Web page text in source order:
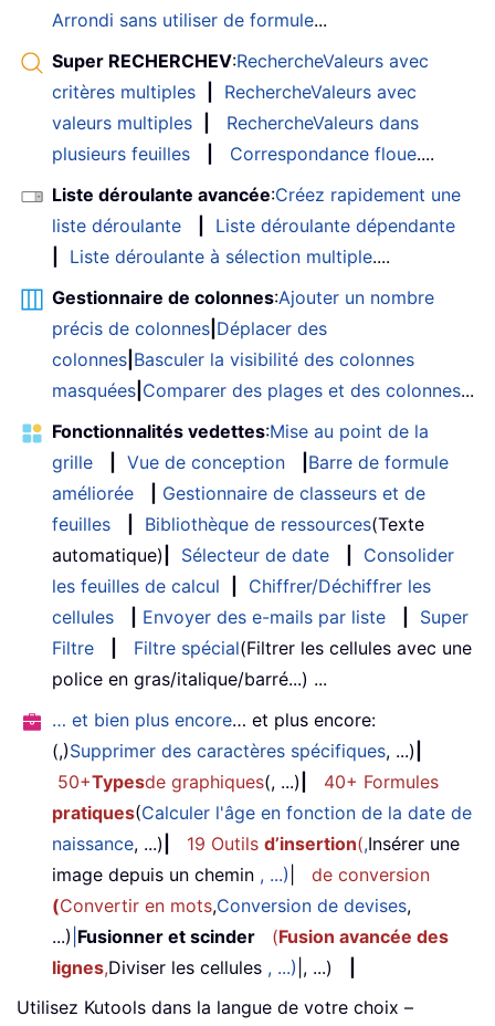
Arrondi sans utiliser de formule...
Super RECHERCHEV:RechercheValeurs avec
critères multiples
RechercheValeurs avec
valeurs multiples
RechercheValeurs dans
plusieurs feuilles
Correspondance floue....
Liste déroulante avancée:Créez rapidement une
liste déroulante
Liste déroulante dépendante
Liste déroulante à sélection multiple....
Gestionnaire de colonnes:Ajouter un nombre
précis de colonnes Déplacer des
colonnes Basculer la visibilité des colonnes
masquées Comparer des plages et des colonnes...
Fonctionnalités vedettes:Mise au point de la
grille
Vue de conception
Barre de formule
améliorée
Gestionnaire de classeurs et de
feuilles
Bibliothèque de ressources(Texte
automatique)
Sélecteur de date
Consolider
les feuilles de calcul
Chiffrer/Déchiffrer les
cellules
Envoyer des e-mails par liste
Super
Filtre
Filtre spécial(Filtrer les cellules avec une
police en gras/italique/barré...) ...
… et bien plus encore… et plus encore:
(,)Supprimer des caractères spécifiques, ...)
50+Typesde graphiques(, ...)
40+ Formules
pratiques(Calculer l'âge en fonction de la date de
naissance, ...) 19 Outils d’insertion(,Insérer une
image depuis un chemin , ...)
de conversion
(Convertir en mots,Conversion de devises,
...) Fusionner et scinder (Fusion avancée des
lignes,Diviser les cellules , ...) |, ...)
Utilisez Kutools dans la langue de votre choix –